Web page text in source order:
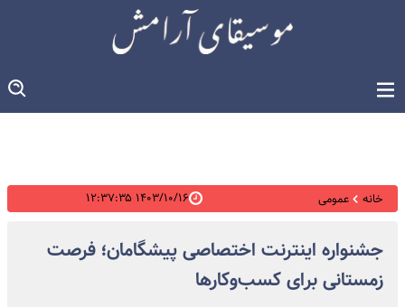
خانه عمومی ۱۴۰۳/۱۰/۱۶ ۱۲:۳۷:۳۵
جشنواره اینترنت اختصاصی پیشگامان؛ فرصت
زمستانی برای کسب‌وکارها